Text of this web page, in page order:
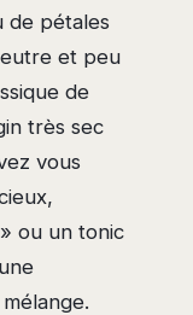
de pétales
et peu
de
très sec
vous
ou un tonic